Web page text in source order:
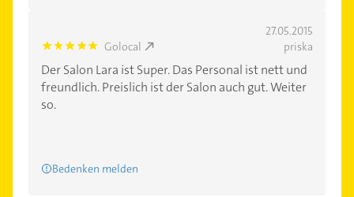
27.05.2015
5.0 Golocal priska
Der Salon Lara ist Super. Das Personal ist nett und
freundlich. Preislich ist der Salon auch gut. Weiter
so.
Bedenken melden